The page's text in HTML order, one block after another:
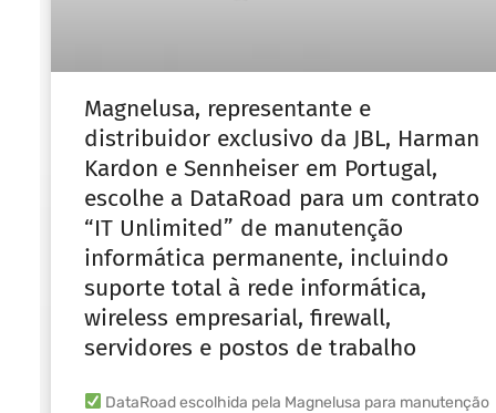
Magnelusa, representante e
distribuidor exclusivo da JBL, Harman
Kardon e Sennheiser em Portugal,
escolhe a DataRoad para um contrato
“IT Unlimited” de manutenção
informática permanente, incluindo
suporte total à rede informática,
wireless empresarial, firewall,
servidores e postos de trabalho
DataRoad escolhida pela Magnelusa para manutenção